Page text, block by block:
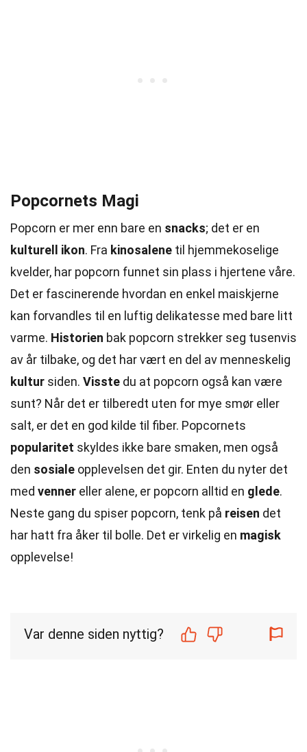
Popcornets Magi
Popcorn er mer enn bare en snacks; det er en
kulturell ikon. Fra kinosalene til hjemmekoselige
kvelder, har popcorn funnet sin plass i hjertene våre.
Det er fascinerende hvordan en enkel maiskjerne
kan forvandles til en luftig delikatesse med bare litt
varme. Historien bak popcorn strekker seg tusenvis
av år tilbake, og det har vært en del av menneskelig
kultur siden. Visste du at popcorn også kan være
sunt? Når det er tilberedt uten for mye smør eller
salt, er det en god kilde til fiber. Popcornets
popularitet skyldes ikke bare smaken, men også
den sosiale opplevelsen det gir. Enten du nyter det
med venner eller alene, er popcorn alltid en glede.
Neste gang du spiser popcorn, tenk på reisen det
har hatt fra åker til bolle. Det er virkelig en magisk
opplevelse!
Var denne siden nyttig?